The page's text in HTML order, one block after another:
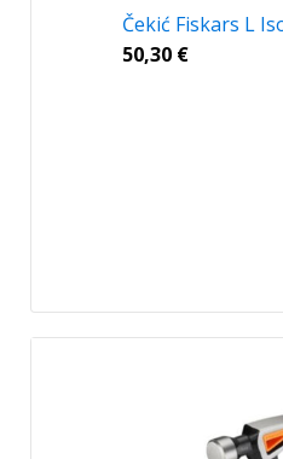
Čekić Fiskars L
50,30 €